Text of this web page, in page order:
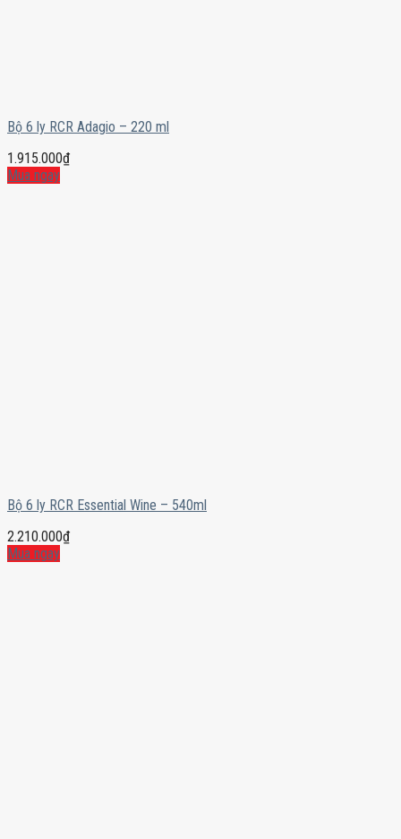
Bộ 6 ly RCR Adagio – 220 ml
1.915.000₫
Mua ngay
Bộ 6 ly RCR Essential Wine – 540ml
2.210.000₫
Mua ngay